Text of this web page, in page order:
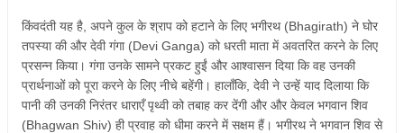
किंवदंती यह है, अपने कुल के श्राप को हटाने के लिए भगीरथ (Bhagirath) ने घोर
तपस्या की और देवी गंगा (Devi Ganga) को धरती माता में अवतरित करने के लिए
प्रसन्न किया। गंगा उनके सामने प्रकट हुईं और आश्वासन दिया कि वह उनकी
प्रार्थनाओं को पूरा करने के लिए नीचे बहेंगी। हालाँकि, देवी ने उन्हें याद दिलाया कि
पानी की उनकी निरंतर धाराएँ पृथ्वी को तबाह कर देंगी और और केवल भगवान शिव
(Bhagwan Shiv) ही प्रवाह को धीमा करने में सक्षम हैं। भगीरथ ने भगवान शिव से